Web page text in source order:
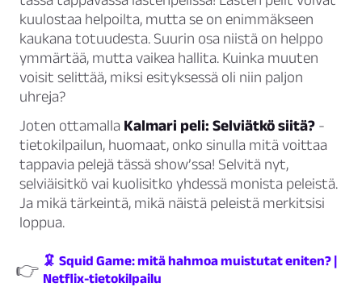
kuulostaa helpoilta, mutta se on enimmäkseen
kaukana totuudesta. Suurin osa niistä on helppo
ymmärtää, mutta vaikea hallita. Kuinka muuten
voisit selittää, miksi esityksessä oli niin paljon
uhreja?
Joten ottamalla Kalmari peli: Selviätkö siitä? -
tietokilpailun, huomaat, onko sinulla mitä voittaa
tappavia pelejä tässä show’ssa! Selvitä nyt,
selviäisitkö vai kuolisitko yhdessä monista peleistä.
Ja mikä tärkeintä, mikä näistä peleistä merkitsisi
loppua.
👉 🦑 Squid Game: mitä hahmoa muistutat eniten? |
Netflix-tietokilpailu